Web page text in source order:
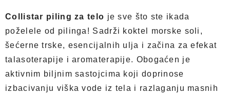
Collistar piling za telo je sve što ste ikada
poželele od pilinga! Sadrži koktel morske soli,
šećerne trske, esencijalnih ulja i začina za efekat
talasoterapije i aromaterapije. Obogaćen je
aktivnim biljnim sastojcima koji doprinose
izbacivanju viška vode iz tela i razlaganju masnih